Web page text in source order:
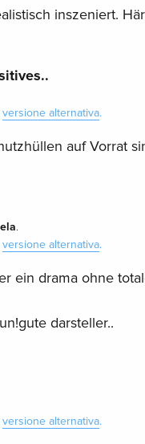
inszeniert.
versione alternativa.
auf Vorrat
.
versione alternativa.
ein drama ohne
darsteller..
versione alternativa.